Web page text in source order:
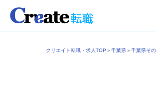
クリエイト転職・求人TOP＞千葉県＞千葉県そ